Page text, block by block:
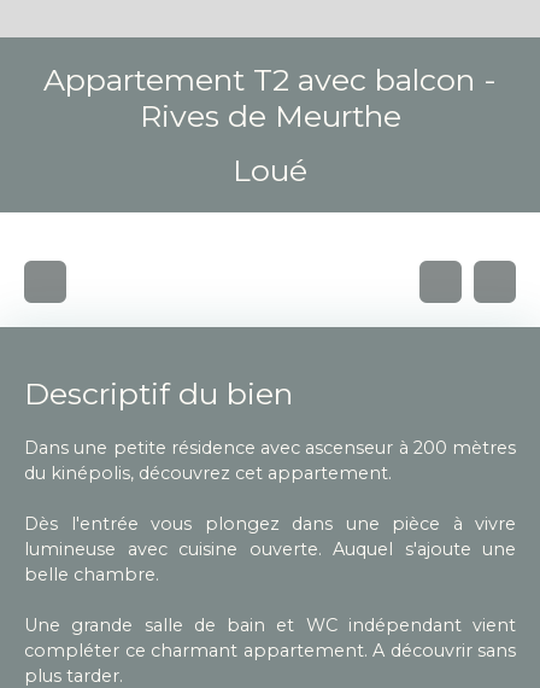
Appartement T2 avec balcon -
Rives de Meurthe
Loué
Descriptif du bien
Dans une petite résidence avec ascenseur à 200 mètres
du kinépolis, découvrez cet appartement.
Dès l'entrée vous plongez dans une pièce à vivre
lumineuse avec cuisine ouverte. Auquel s'ajoute une
belle chambre.
Une grande salle de bain et WC indépendant vient
compléter ce charmant appartement. A découvrir sans
plus tarder.